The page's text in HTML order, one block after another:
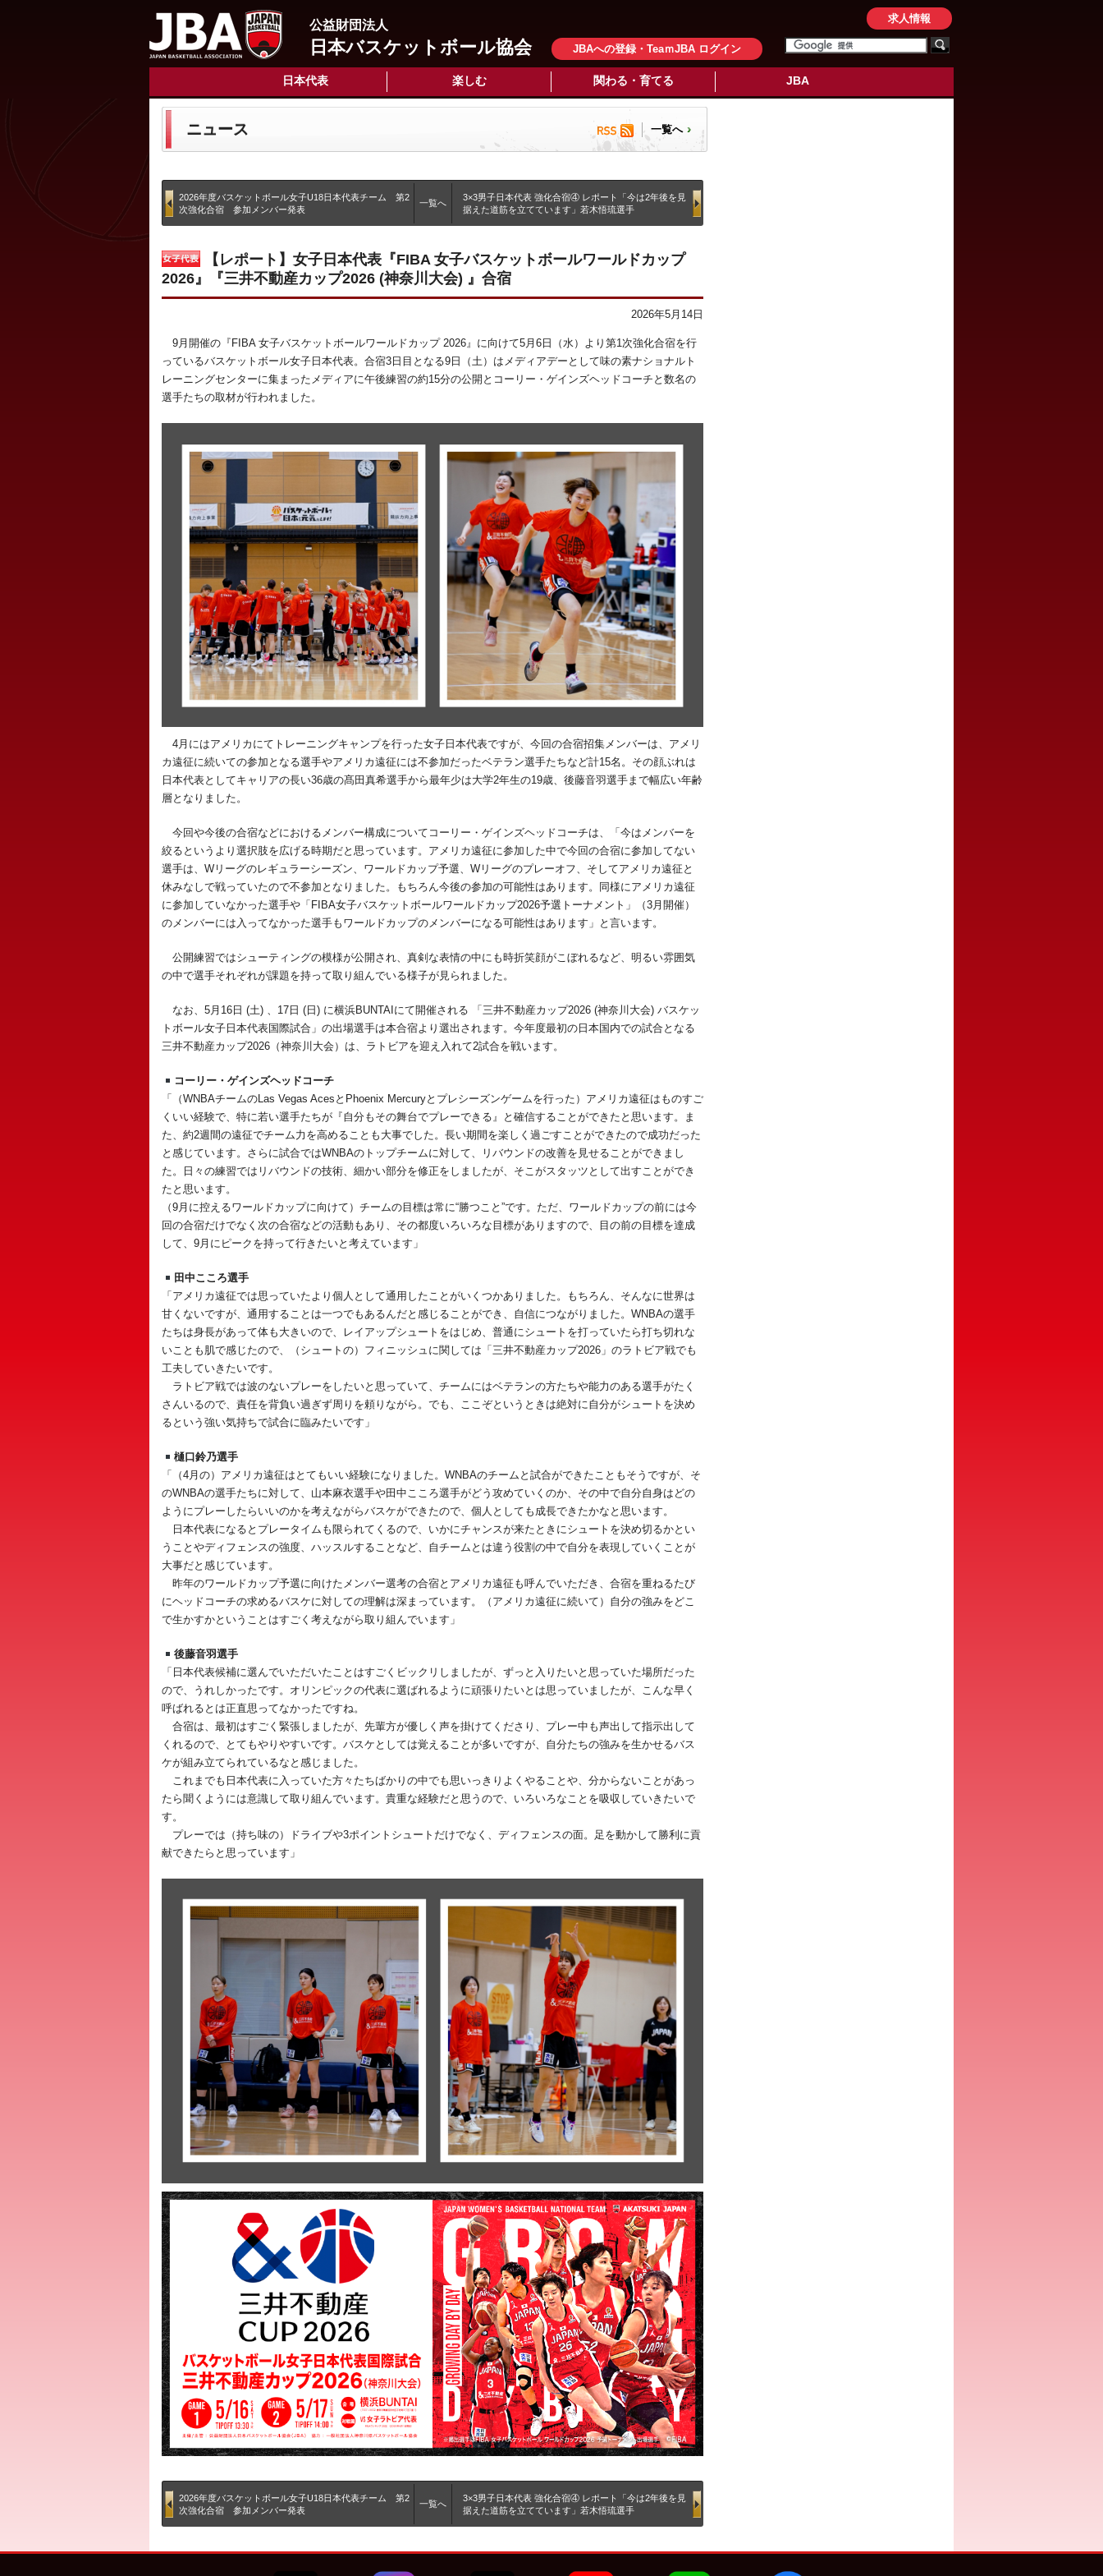
公益財団法人
日本バスケットボール協会 JBAへの登録・TeaｍJBA ログイン
求人情報
日本代表 楽しむ 関わる・育てる JBA
ニュース 一覧へ
2026年度バスケットボール女子U18日本代表チーム 第2
次強化合宿 参加メンバー発表
一覧へ
3×3男子日本代表 強化合宿④ レポート「今は2年後を見
据えた道筋を立てています」若木悟琉選手
【レポート】女子日本代表『FIBA 女子バスケットボールワールドカップ
2026』『三井不動産カップ2026 (神奈川大会) 』合宿
2026年5月14日
9月開催の『FIBA 女子バスケットボールワールドカップ 2026』に向けて5月6日（水）より第1次強化合宿を行
っているバスケットボール女子日本代表。合宿3日目となる9日（土）はメディアデーとして味の素ナショナルト
レーニングセンターに集まったメディアに午後練習の約15分の公開とコーリー・ゲインズヘッドコーチと数名の
選手たちの取材が行われました。
4月にはアメリカにてトレーニングキャンプを行った女子日本代表ですが、今回の合宿招集メンバーは、アメリ
カ遠征に続いての参加となる選手やアメリカ遠征には不参加だったベテラン選手たちなど計15名。その顔ぶれは
日本代表としてキャリアの長い36歳の髙田真希選手から最年少は大学2年生の19歳、後藤音羽選手まで幅広い年齢
層となりました。
今回や今後の合宿などにおけるメンバー構成についてコーリー・ゲインズヘッドコーチは、「今はメンバーを
絞るというより選択肢を広げる時期だと思っています。アメリカ遠征に参加した中で今回の合宿に参加してない
選手は、Wリーグのレギュラーシーズン、ワールドカップ予選、Wリーグのプレーオフ、そしてアメリカ遠征と
休みなしで戦っていたので不参加となりました。もちろん今後の参加の可能性はあります。同様にアメリカ遠征
に参加していなかった選手や「FIBA女子バスケットボールワールドカップ2026予選トーナメント」（3月開催）
のメンバーには入ってなかった選手もワールドカップのメンバーになる可能性はあります」と言います。
公開練習ではシューティングの模様が公開され、真剣な表情の中にも時折笑顔がこぼれるなど、明るい雰囲気
の中で選手それぞれが課題を持って取り組んでいる様子が見られました。
なお、5月16日 (土) 、17日 (日) に横浜BUNTAIにて開催される 「三井不動産カップ2026 (神奈川大会) バスケッ
トボール女子日本代表国際試合」の出場選手は本合宿より選出されます。今年度最初の日本国内での試合となる
三井不動産カップ2026（神奈川大会）は、ラトビアを迎え入れて2試合を戦います。
コーリー・ゲインズヘッドコーチ
「（WNBAチームのLas Vegas AcesとPhoenix Mercuryとプレシーズンゲームを行った）アメリカ遠征はものすご
くいい経験で、特に若い選手たちが『自分もその舞台でプレーできる』と確信することができたと思います。ま
た、約2週間の遠征でチーム力を高めることも大事でした。長い期間を楽しく過ごすことができたので成功だった
と感じています。さらに試合ではWNBAのトップチームに対して、リバウンドの改善を見せることができまし
た。日々の練習ではリバウンドの技術、細かい部分を修正をしましたが、そこがスタッツとして出すことができ
たと思います。
（9月に控えるワールドカップに向けて）チームの目標は常に“勝つこと”です。ただ、ワールドカップの前には今
回の合宿だけでなく次の合宿などの活動もあり、その都度いろいろな目標がありますので、目の前の目標を達成
して、9月にピークを持って行きたいと考えています」
田中こころ選手
「アメリカ遠征では思っていたより個人として通用したことがいくつかありました。もちろん、そんなに世界は
甘くないですが、通用することは一つでもあるんだと感じることができ、自信につながりました。WNBAの選手
たちは身長があって体も大きいので、レイアップシュートをはじめ、普通にシュートを打っていたら打ち切れな
いことも肌で感じたので、（シュートの）フィニッシュに関しては「三井不動産カップ2026」のラトビア戦でも
工夫していきたいです。
ラトビア戦では波のないプレーをしたいと思っていて、チームにはベテランの方たちや能力のある選手がたく
さんいるので、責任を背負い過ぎず周りを頼りながら。でも、ここぞというときは絶対に自分がシュートを決め
るという強い気持ちで試合に臨みたいです」
樋口鈴乃選手
「（4月の）アメリカ遠征はとてもいい経験になりました。WNBAのチームと試合ができたこともそうですが、そ
のWNBAの選手たちに対して、山本麻衣選手や田中こころ選手がどう攻めていくのか、その中で自分自身はどの
ようにプレーしたらいいのかを考えながらバスケができたので、個人としても成長できたかなと思います。
日本代表になるとプレータイムも限られてくるので、いかにチャンスが来たときにシュートを決め切るかとい
うことやディフェンスの強度、ハッスルすることなど、自チームとは違う役割の中で自分を表現していくことが
大事だと感じています。
昨年のワールドカップ予選に向けたメンバー選考の合宿とアメリカ遠征も呼んでいただき、合宿を重ねるたび
にヘッドコーチの求めるバスケに対しての理解は深まっています。（アメリカ遠征に続いて）自分の強みをどこ
で生かすかということはすごく考えながら取り組んでいます」
後藤音羽選手
「日本代表候補に選んでいただいたことはすごくビックリしましたが、ずっと入りたいと思っていた場所だった
ので、うれしかったです。オリンピックの代表に選ばれるように頑張りたいとは思っていましたが、こんな早く
呼ばれるとは正直思ってなかったですね。
合宿は、最初はすごく緊張しましたが、先輩方が優しく声を掛けてくださり、プレー中も声出して指示出して
くれるので、とてもやりやすいです。バスケとしては覚えることが多いですが、自分たちの強みを生かせるバス
ケが組み立てられているなと感じました。
これまでも日本代表に入っていた方々たちばかりの中でも思いっきりよくやることや、分からないことがあっ
たら聞くようには意識して取り組んでいます。貴重な経験だと思うので、いろいろなことを吸収していきたいで
す。
プレーでは（持ち味の）ドライブや3ポイントシュートだけでなく、ディフェンスの面。足を動かして勝利に貢
献できたらと思っています」
2026年度バスケットボール女子U18日本代表チーム 第2
次強化合宿 参加メンバー発表
一覧へ
3×3男子日本代表 強化合宿④ レポート「今は2年後を見
据えた道筋を立てています」若木悟琉選手